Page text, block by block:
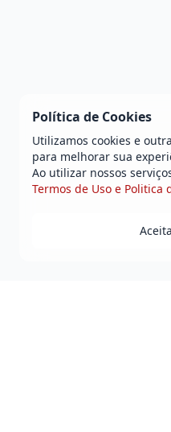
Política de Cookies
Utilizamos cookies e
para melhorar sua
Ao utilizar nossos
Termos de Uso e Politica